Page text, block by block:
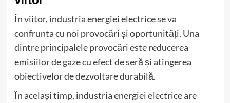
În viitor, industria energiei electrice se va
confrunta cu noi provocări și oportunități. Una
dintre principalele provocări este reducerea
emisiilor de gaze cu efect de seră și atingerea
obiectivelor de dezvoltare durabilă.
În același timp, industria energiei electrice are